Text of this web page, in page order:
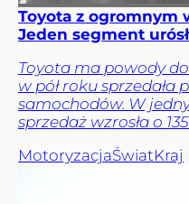
Toyota z ogromnym
Jeden segment
Toyota ma powody
w pół roku sprzedała
samochodów. W
sprzedaż wzrosła o
MotoryzacjaŚwiatKraj